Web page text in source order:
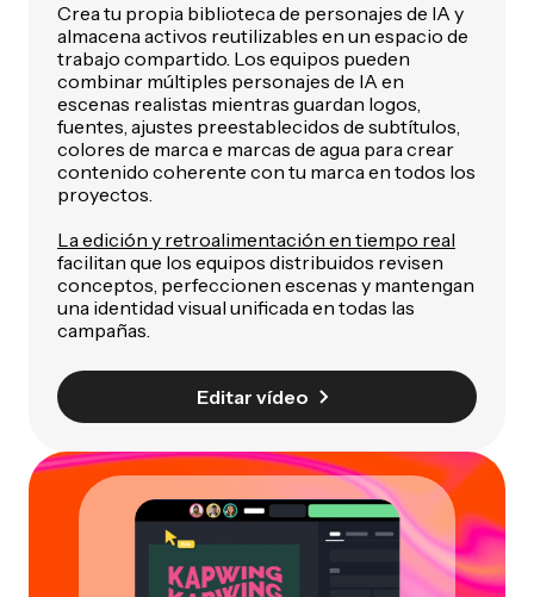
Crea tu propia biblioteca de personajes de IA y
almacena activos reutilizables en un espacio de
trabajo compartido. Los equipos pueden
combinar múltiples personajes de IA en
escenas realistas mientras guardan logos,
fuentes, ajustes preestablecidos de subtítulos,
colores de marca e marcas de agua para crear
contenido coherente con tu marca en todos los
proyectos.
La edición y retroalimentación en tiempo real
facilitan que los equipos distribuidos revisen
conceptos, perfeccionen escenas y mantengan
una identidad visual unificada en todas las
campañas.
Editar vídeo